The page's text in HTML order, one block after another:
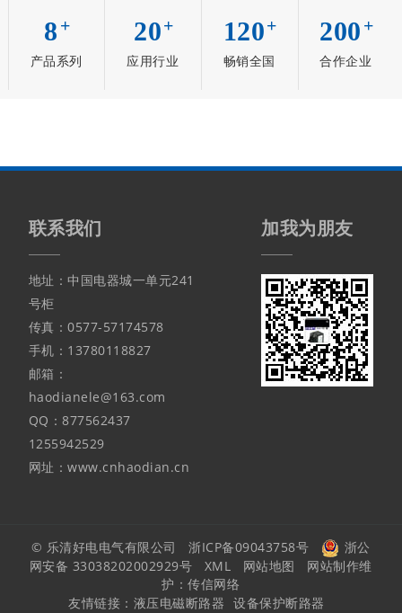
8 +
产品系列
20+
应用行业
120+
畅销全国
200 +
合作企业
联系我们
地址：中国电器城一单元241
号柜
传真：0577-57174578
手机：13780118827
邮箱：
haodianele@163.com
QQ：877562437
1255942529
网址：www.cnhaodian.cn
加我为朋友
© 乐清好电电气有限公司浙ICP备09043758号
浙公
网安备 33038202002929号
XML 网站地图
网站制作维
护：传信网络
友情链接： 液压电磁断路器 设备保护断路器